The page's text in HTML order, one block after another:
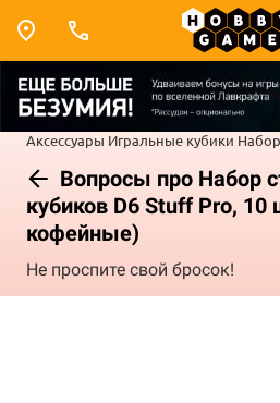
Аксессуары Игральные кубики
Вопросы про Набор
кубиков D6 Stuff Pro,
кофейные)
Не проспите свой бросок!